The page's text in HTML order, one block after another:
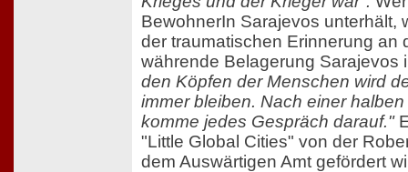
BewohnerIn Sarajevos unterhält,
der traumatischen Erinnerung an
währende Belagerung Sarajevos
den Köpfen der Menschen wird
immer bleiben. Nach einer
komme jedes Gespräch darauf."
"Little Global Cities" von der
dem Auswärtigen Amt gefördert